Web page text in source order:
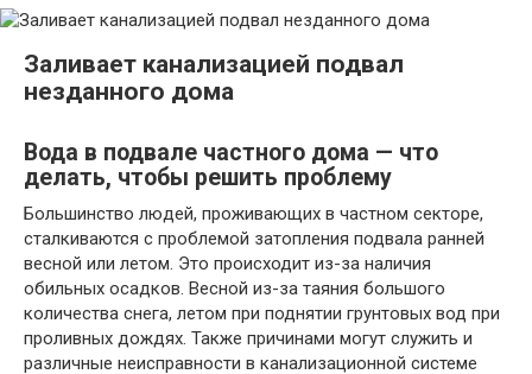
Заливает канализацией подвал
незданного дома
Вода в подвале частного дома — что
делать, чтобы решить проблему
Большинство людей, проживающих в частном секторе,
сталкиваются с проблемой затопления подвала ранней
весной или летом. Это происходит из-за наличия
обильных осадков. Весной из-за таяния большого
количества снега, летом при поднятии грунтовых вод при
проливных дождях. Также причинами могут служить и
различные неисправности в канализационной системе